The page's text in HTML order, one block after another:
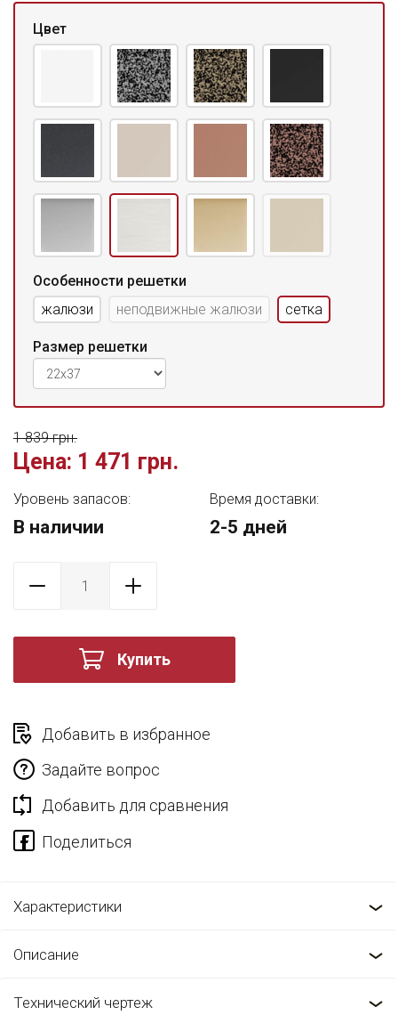
Цвет
Особенности решетки
жалюзи
неподвижные жалюзи сетка
Размер решетки
Цена: 1 471 грн.
1 839 грн.
Уровень запасов:
В наличии
Время доставки:
2-5 дней
Купить
Добавить в избранное
Задайте вопрос
Добавить для сравнения
Характеристики
Описание
Технический чертеж